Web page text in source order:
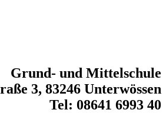
Grund- und Mittelschule
3, 83246 Unterwössen
Tel: 08641 6993 40